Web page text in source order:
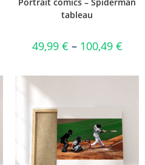
tableau
49,99 € – 100,49 €